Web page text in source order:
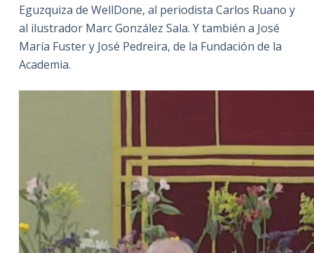
Eguzquiza de WellDone, al periodista Carlos Ruano y
al ilustrador Marc González Sala. Y también a José
María Fuster y José Pedreira, de la Fundación de la
Academia.